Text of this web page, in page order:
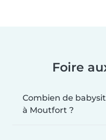
Foire
Combien de
à Moutfort ?